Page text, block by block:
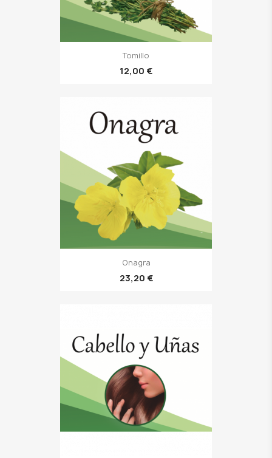
Tomillo
12,00 €
Onagra
23,20 €